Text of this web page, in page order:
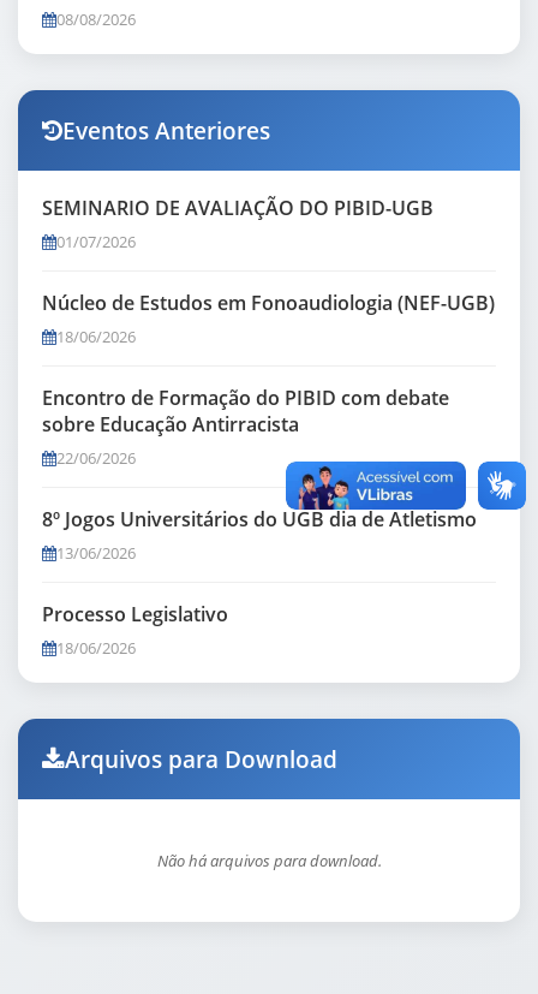
08/08/2026
Eventos Anteriores
SEMINARIO DE AVALIAÇÃO DO PIBID-UGB
01/07/2026
Núcleo de Estudos em Fonoaudiologia (NEF-UGB)
18/06/2026
Encontro de Formação do PIBID com debate
sobre Educação Antirracista
22/06/2026
8º Jogos Universitários do UGB dia de Atletismo
13/06/2026
Processo Legislativo
18/06/2026
Arquivos para Download
Não há arquivos para download.